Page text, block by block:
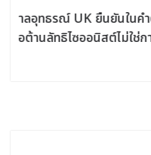
อิสราเอลจัดสรรเงิน 37
มรดกทางวัฒนธรรมของ